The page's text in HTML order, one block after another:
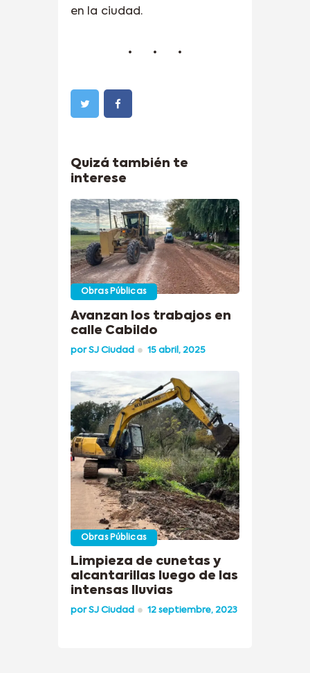
en la ciudad.
Quizá también te
interese
Obras Públicas
Avanzan los trabajos en
calle Cabildo
porSJ Ciudad 15 abril, 2025
Obras Públicas
Limpieza de cunetas y
alcantarillas luego de las
intensas lluvias
porSJ Ciudad 12 septiembre, 2023